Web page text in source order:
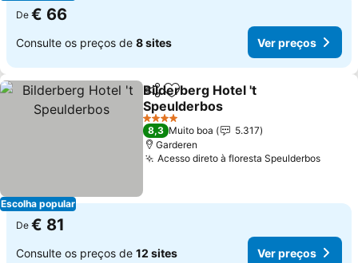
De € 66
Consulte os preços de 8 sites Ver preços
Escolha popular
PartilharAdicionar aos favoritos
Bilderberg Hotel 't
Speulderbos
Ver preços
4 Estrelas
8,3 Muito boa
5.317
Garderen
Acesso direto à floresta SpeulderbosVer
De € 81
Consulte os preços de 12 sites Ver preços